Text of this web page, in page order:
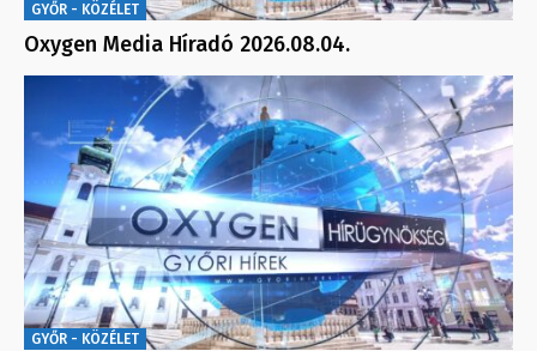
GYŐR - KÖZÉLET
Oxygen Media Híradó 2026.08.04.
GYŐR - KÖZÉLET